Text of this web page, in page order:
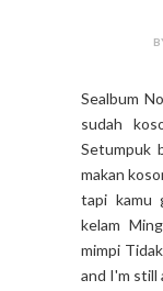
Sealbum
sudah
Setumpuk
makan
tapi kamu
kelam
mimpi
and I'm still